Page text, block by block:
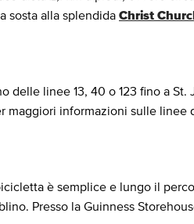
sosta alla splendida Christ
delle linee 13, 40 o 123 fino a St.
maggiori informazioni sulle linee
è semplice e lungo il
Presso la Guinness